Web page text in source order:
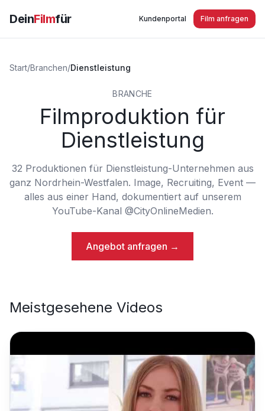
DeinFilmfür Kundenportal Film anfragen
Start/Branchen/Dienstleistung
BRANCHE
Filmproduktion für
Dienstleistung
32 Produktionen für Dienstleistung-Unternehmen aus
ganz Nordrhein-Westfalen. Image, Recruiting, Event —
alles aus einer Hand, dokumentiert auf unserem
YouTube-Kanal @CityOnlineMedien.
Angebot anfragen →
Meistgesehene Videos